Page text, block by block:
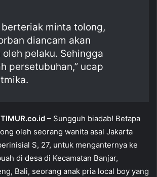
minta tolong,
diancam akan
oleh pelaku. Sehingga
persetubuhan,” ucap
– Sungguh biadab! Betapa
oleh seorang wanita asal Jakarta
S, 27, untuk menganternya ke
di desa di Kecamatan Banjar,
Bali, seorang anak pria local boy yang